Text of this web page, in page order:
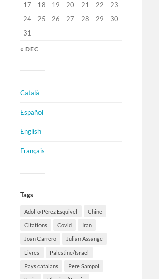
17
18 19 20 21 22
23
24
25 26 27 28 29
30
31
« DEC
Català
Español
English
Français
Tags
Adolfo Pérez Esquivel Chine
Citations Covid Iran
Joan Carrero Julian Assange
Livres Palestine/Israël
Pays catalans Pere Sampol